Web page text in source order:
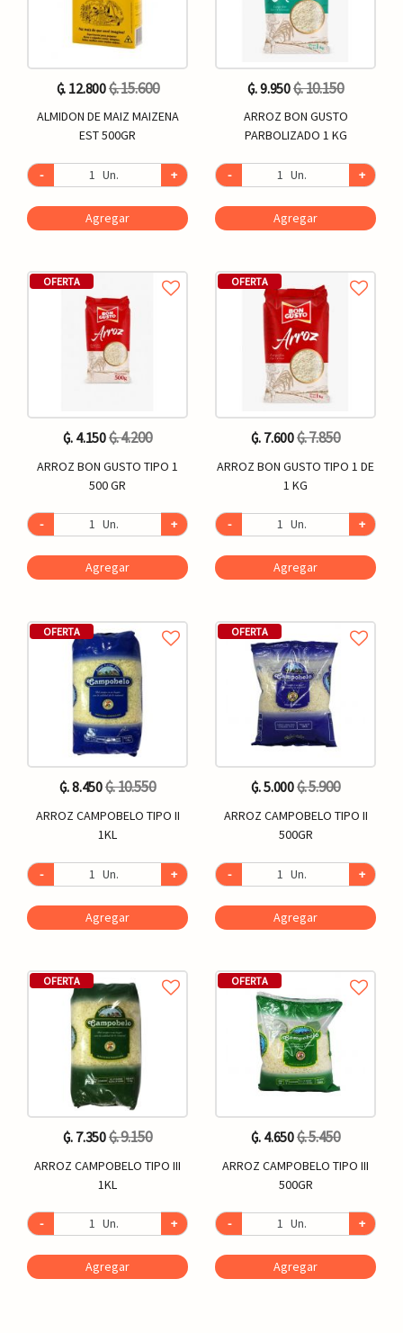
₲. 12.800₲. 15.600
ALMIDON DE MAIZ MAIZENA
EST 500GR
- Un. +
Agregar
₲. 9.950₲. 10.150
ARROZ BON GUSTO
PARBOLIZADO 1 KG
- Un. +
Agregar
OFERTA
₲. 4.150₲. 4.200
ARROZ BON GUSTO TIPO 1
500 GR
- Un. +
Agregar
OFERTA
₲. 7.600₲. 7.850
ARROZ BON GUSTO TIPO 1 DE
1 KG
- Un. +
Agregar
OFERTA
₲. 8.450₲. 10.550
ARROZ CAMPOBELO TIPO II
1KL
- Un. +
Agregar
OFERTA
₲. 5.000₲. 5.900
ARROZ CAMPOBELO TIPO II
500GR
- Un. +
Agregar
OFERTA
₲. 7.350₲. 9.150
ARROZ CAMPOBELO TIPO III
1KL
- Un. +
Agregar
OFERTA
₲. 4.650₲. 5.450
ARROZ CAMPOBELO TIPO III
500GR
- Un. +
Agregar